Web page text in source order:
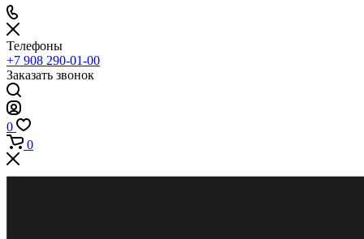
Телефоны
+7 908 290-01-00
Заказать звонок
0
0